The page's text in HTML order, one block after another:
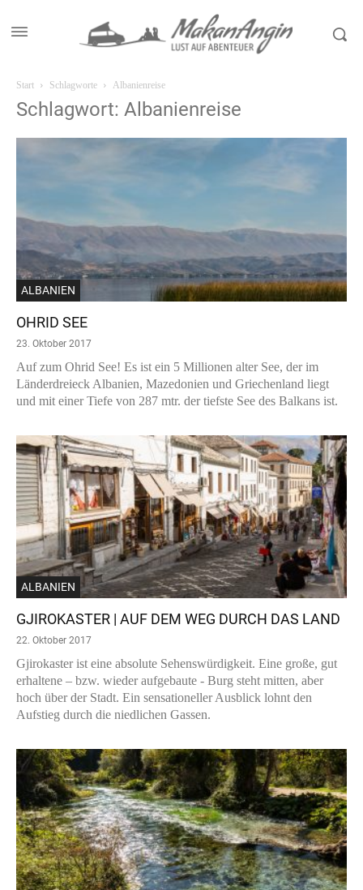
Start Schlagworte Albanienreise
Schlagwort: Albanienreise
ALBANIEN
OHRID SEE
23. Oktober 2017
Auf zum Ohrid See! Es ist ein 5 Millionen alter See, der im
Länderdreieck Albanien, Mazedonien und Griechenland liegt
und mit einer Tiefe von 287 mtr. der tiefste See des Balkans ist.
ALBANIEN
GJIROKASTER | AUF DEM WEG DURCH DAS LAND
22. Oktober 2017
Gjirokaster ist eine absolute Sehenswürdigkeit. Eine große, gut
erhaltene – bzw. wieder aufgebaute - Burg steht mitten, aber
hoch über der Stadt. Ein sensationeller Ausblick lohnt den
Aufstieg durch die niedlichen Gassen.